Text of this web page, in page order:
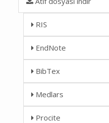
RIS
EndNote
BibTex
Medlars
Procite